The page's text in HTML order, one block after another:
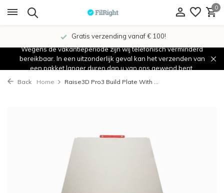
0
Gratis verzending vanaf € 100!
Wegens de vakantieperiode zijn wij telefonisch verminderd
bereikbaar. In een uitzonderlijk geval kan het verzenden van
een pakket langer duren dan u van ons gewend bent.
Back Home Raise3D Pro3 Build Plate With ...